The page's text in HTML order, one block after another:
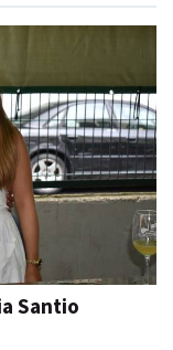
Santio